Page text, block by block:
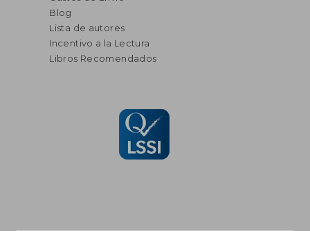
Blog
Lista de autores
Incentivo a la Lectura
Libros Recomendados